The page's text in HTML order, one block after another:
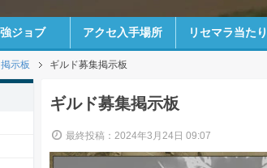
ジョブ アクセ入手場所 リセマラ当たり
掲示板 ギルド募集掲示板
ギルド募集掲示板
最終投稿：2024年3月24日 09:07